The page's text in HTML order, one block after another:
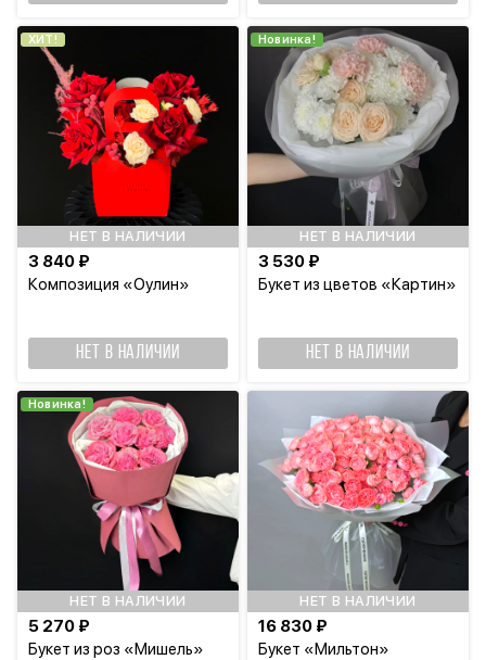
НЕТ В НАЛИЧИИ
ХИТ!
Композиция «Оулин»
3 840 ₽
НЕТ В НАЛИЧИИ
НЕТ В НАЛИЧИИ
Новинка!
Букет из цветов «Картин»
3 530 ₽
НЕТ В НАЛИЧИИ
НЕТ В НАЛИЧИИ
Новинка!
Букет из роз «Мишель»
5 270 ₽
НЕТ В НАЛИЧИИ
Букет «Мильтон»
16 830 ₽